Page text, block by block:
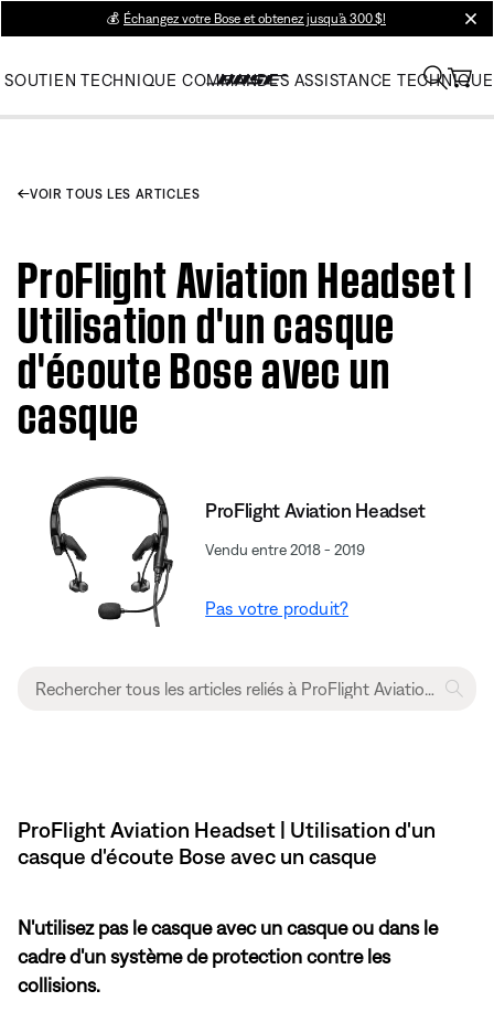
💰 Échangez votre Bose et obtenez jusqu’à 300 $!
SOUTIEN TECHNIQUE COMMANDES ASSISTANCE TECHNIQUE
VOIR TOUS LES ARTICLES
ProFlight Aviation Headset |
Utilisation d'un casque
d'écoute Bose avec un
casque
ProFlight Aviation Headset
Vendu entre 2018 - 2019
Pas votre produit?
ProFlight Aviation Headset | Utilisation d'un
casque d'écoute Bose avec un casque
N'utilisez pas le casque avec un casque ou dans le
cadre d'un système de protection contre les
collisions.